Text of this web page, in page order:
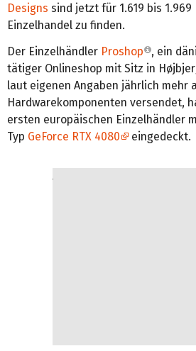
Designs sind jetzt für 1.619 bis
Einzelhandel zu finden.
Der Einzelhändler Proshop
, ein
tätiger Onlineshop mit Sitz in
laut eigenen Angaben jährlich mehr
Hardwarekomponenten versendet,
ersten europäischen Einzelhändler
Typ GeForce RTX 4080 eingedeckt.